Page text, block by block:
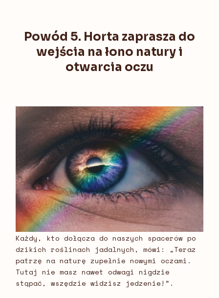
Powód 5. Horta zaprasza do
wejścia na łono natury i
otwarcia oczu
Każdy, kto dołącza do naszych spacerów po
dzikich roślinach jadalnych, mówi: „Teraz
patrzę na naturę zupełnie nowymi oczami.
Tutaj nie masz nawet odwagi nigdzie
stąpać, wszędzie widzisz jedzenie!”.